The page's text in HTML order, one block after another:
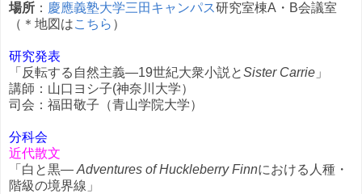
場所 ： 慶應義塾大学三田キャンパス研究室棟A・B会議室
（＊地図はこちら ）
研究発表
「反転する自然主義―19世紀大衆小説とSister Carrie 」
講師：山口ヨシ子(神奈川大学）
司会：福田敬子（青山学院大学）
分科会
近代散文
「白と黒― Adventures of Huckleberry Finnにおける人種・
階級の境界線」